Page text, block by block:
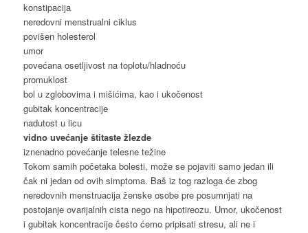
konstipacija
neredovni menstrualni ciklus
povišen holesterol
umor
povećana osetljivost na toplotu/hladnoću
promuklost
bol u zglobovima i mišićima, kao i ukočenost
gubitak koncentracije
nadutost u licu
vidno uvećanje štitaste žlezde
iznenadno povećanje telesne težine
Tokom samih početaka bolesti, može se pojaviti samo jedan ili
čak ni jedan od ovih simptoma. Baš iz tog razloga će zbog
neredovnih menstruacija ženske osobe pre posumnjati na
postojanje ovarijalnih cista nego na hipotireozu. Umor, ukočenost
i gubitak koncentracije često ćemo pripisati stresu, ali ne i